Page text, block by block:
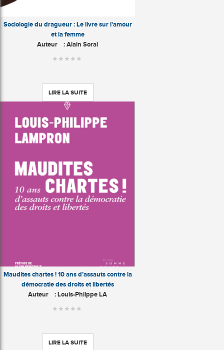
Sociologie du dragueur : Le livre sur l'amour
et la femme
Auteur : Alain Soral
LIRE LA SUITE
Maudites chartes ! 10 ans d’assauts contre la
démocratie des droits et libertés
Auteur : Louis-Philppe LA
LIRE LA SUITE